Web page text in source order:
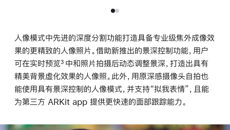
人像模式中先进的深度分割功能打造具备专业级焦外成像效
果的更精致的人像照片。借助新推出的景深控制功能，用户
可在实时预览 3 中和照片拍摄后动态调整景深，打造出具有
精美背景虚化效果的人像照。此外，用原深感摄像头自拍也
能使用具有景深控制的人像模式，并支持“拟我表情”，且能
为第三方 ARKit app 提供更快速的面部跟踪能力。